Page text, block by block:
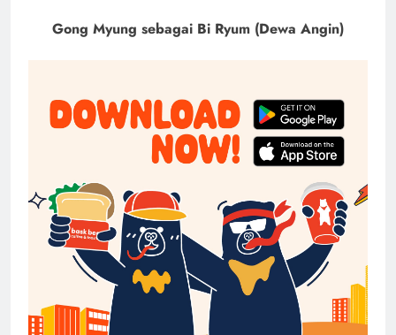
Gong Myung sebagai Bi Ryum (Dewa Angin)